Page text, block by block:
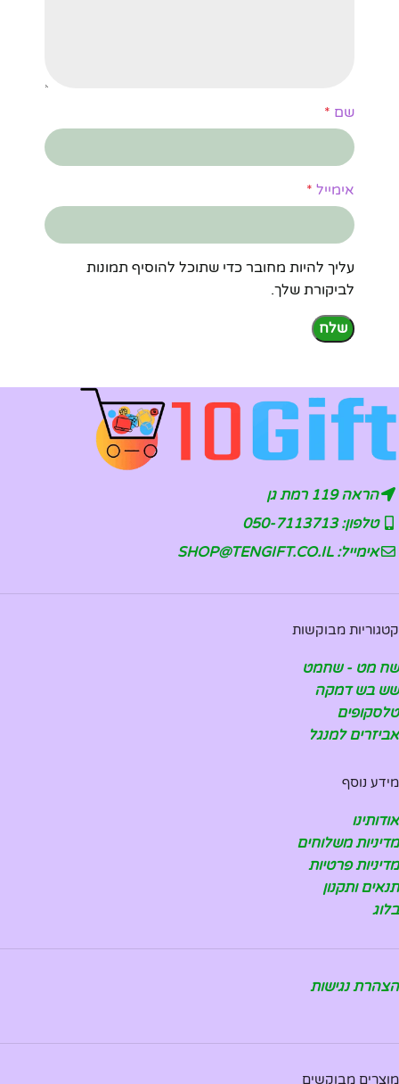
שם *
אימייל *
עליך להיות מחובר כדי שתוכל להוסיף תמונות
לביקורת שלך.
הראה 119 רמת גן
טלפון: 050-7113713
אימייל: SHOP@TENGIFT.CO.IL
קטגוריות מבוקשות
שח מט - שחמט
שש בש דמקה
טלסקופים
אביזרים למנגל
מידע נוסף
אודותינו
מדיניות משלוחים
מדיניות פרטיות
תנאים ותקנון
בלוג
הצהרת נגישות
מוצרים מבוקשים